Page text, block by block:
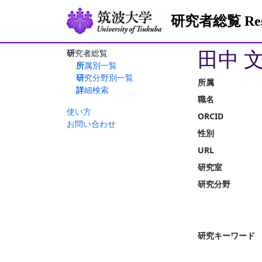
研究者総覧
研究者総覧
所属別一覧
研究分野別一覧
詳細検索
使い方
お問い合わせ
田中
所属
職名
ORCID
性別
URL
研究室
研究分野
研究キーワード